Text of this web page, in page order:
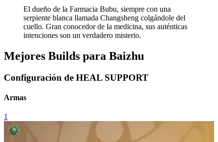
El dueño de la Farmacia Bubu, siempre con una
serpiente blanca llamada Changsheng colgándole del
cuello. Gran conocedor de la medicina, sus auténticas
intenciones son un verdadero misterio.
Mejores Builds para Baizhu
Configuración de HEAL SUPPORT
Armas
1